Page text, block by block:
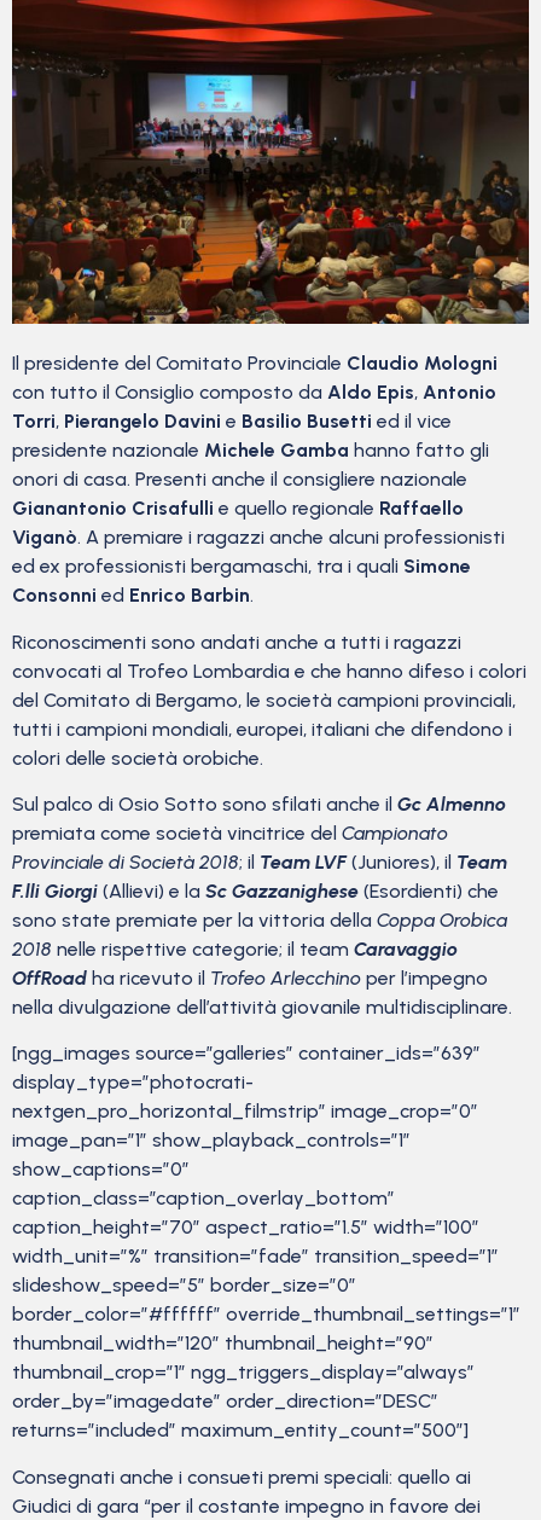
Il presidente del Comitato Provinciale Claudio Mologni
con tutto il Consiglio composto da Aldo Epis, Antonio
Torri, Pierangelo Davini e Basilio Busetti ed il vice
presidente nazionale Michele Gamba hanno fatto gli
onori di casa. Presenti anche il consigliere nazionale
Gianantonio Crisafulli e quello regionale Raffaello
Viganò. A premiare i ragazzi anche alcuni professionisti
ed ex professionisti bergamaschi, tra i quali Simone
Consonni ed Enrico Barbin.
Riconoscimenti sono andati anche a tutti i ragazzi
convocati al Trofeo Lombardia e che hanno difeso i colori
del Comitato di Bergamo, le società campioni provinciali,
tutti i campioni mondiali, europei, italiani che difendono i
colori delle società orobiche.
Sul palco di Osio Sotto sono sfilati anche il Gc Almenno
premiata come società vincitrice del Campionato
Provinciale di Società 2018; il Team LVF(Juniores), il Team
F.lli Giorgi (Allievi) e la Sc Gazzanighese (Esordienti) che
sono state premiate per la vittoria della Coppa Orobica
2018 nelle rispettive categorie; il team Caravaggio
OffRoad ha ricevuto il Trofeo Arlecchino per l’impegno
nella divulgazione dell’attività giovanile multidisciplinare.
[ngg_images source=”galleries” container_ids=”639″
display_type=”photocrati-
nextgen_pro_horizontal_filmstrip” image_crop=”0″
image_pan=”1″ show_playback_controls=”1″
show_captions=”0″
caption_class=”caption_overlay_bottom”
caption_height=”70″ aspect_ratio=”1.5″ width=”100″
width_unit=”%” transition=”fade” transition_speed=”1″
slideshow_speed=”5″ border_size=”0″
border_color=”#ffffff” override_thumbnail_settings=”1″
thumbnail_width=”120″ thumbnail_height=”90″
thumbnail_crop=”1″ ngg_triggers_display=”always”
order_by=”imagedate” order_direction=”DESC”
returns=”included” maximum_entity_count=”500″]
Consegnati anche i consueti premi speciali: quello ai
Giudici di gara “per il costante impegno in favore dei